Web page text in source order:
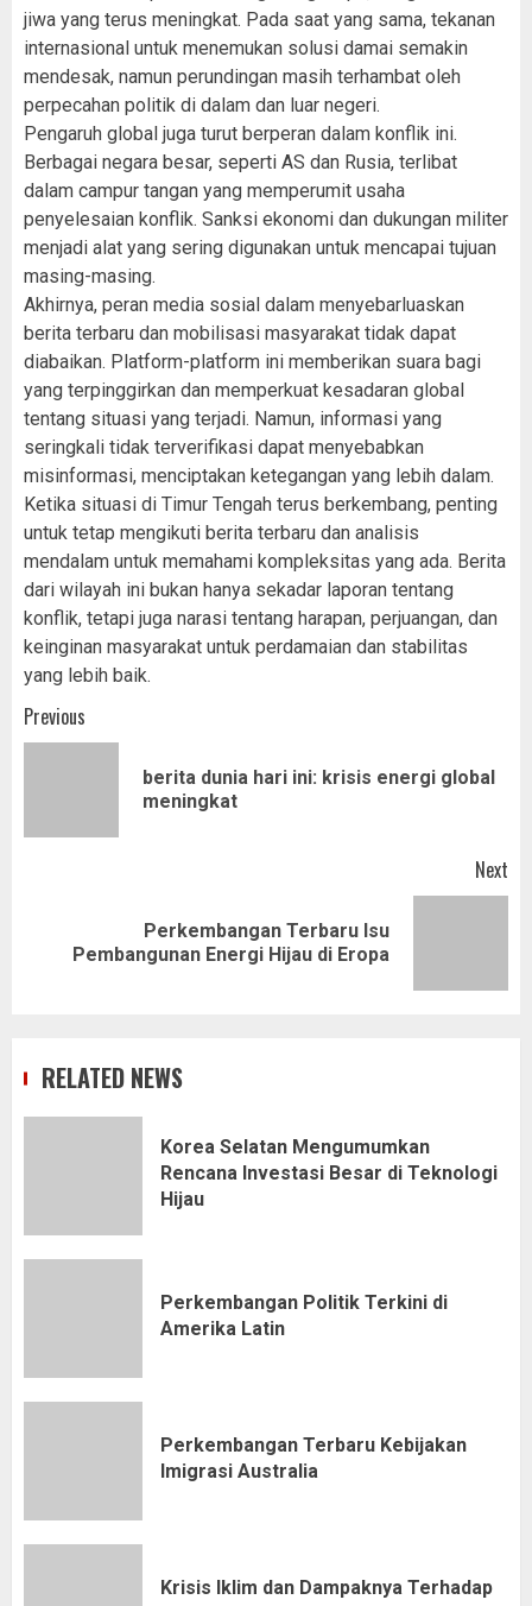
jiwa yang terus meningkat. Pada saat yang sama, tekanan
internasional untuk menemukan solusi damai semakin
mendesak, namun perundingan masih terhambat oleh
perpecahan politik di dalam dan luar negeri.
Pengaruh global juga turut berperan dalam konflik ini.
Berbagai negara besar, seperti AS dan Rusia, terlibat
dalam campur tangan yang memperumit usaha
penyelesaian konflik. Sanksi ekonomi dan dukungan militer
menjadi alat yang sering digunakan untuk mencapai tujuan
masing-masing.
Akhirnya, peran media sosial dalam menyebarluaskan
berita terbaru dan mobilisasi masyarakat tidak dapat
diabaikan. Platform-platform ini memberikan suara bagi
yang terpinggirkan dan memperkuat kesadaran global
tentang situasi yang terjadi. Namun, informasi yang
seringkali tidak terverifikasi dapat menyebabkan
misinformasi, menciptakan ketegangan yang lebih dalam.
Ketika situasi di Timur Tengah terus berkembang, penting
untuk tetap mengikuti berita terbaru dan analisis
mendalam untuk memahami kompleksitas yang ada. Berita
dari wilayah ini bukan hanya sekadar laporan tentang
konflik, tetapi juga narasi tentang harapan, perjuangan, dan
keinginan masyarakat untuk perdamaian dan stabilitas
yang lebih baik.
Post
navigation
Previous
berita dunia hari ini: krisis energi global
meningkat
Next
Perkembangan Terbaru Isu
Pembangunan Energi Hijau di Eropa
RELATED NEWS
Korea Selatan Mengumumkan
Rencana Investasi Besar di Teknologi
Hijau
Perkembangan Politik Terkini di
Amerika Latin
Perkembangan Terbaru Kebijakan
Imigrasi Australia
Krisis Iklim dan Dampaknya Terhadap